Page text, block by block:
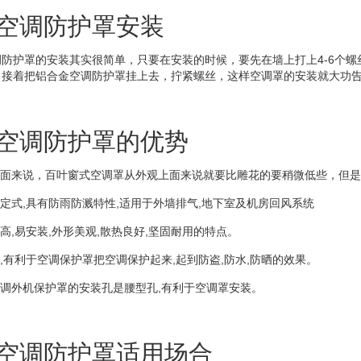
调防护罩安装
罩的安装其实很简单，只要在安装的时候，要先在墙上打上4-6个螺
着把铝合金空调防护罩挂上去，拧紧螺丝，这样空调罩的安装就大功
调防护罩的优势
，百叶窗式空调罩从外观上面来说就要比雕花的要稍微低些，但是
,具有防雨防溅特性,适用于外墙排气,地下室及机房回风系统
安装,外形美观,散热良好,坚固耐用的特点。
于空调保护罩把空调保护起来,起到防盗,防水,防晒的效果。
保护罩的安装孔是腰型孔,有利于空调罩安装。
调防护罩适用场合